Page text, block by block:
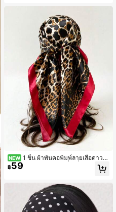
NEW 1 ชิ้น ผ้าพันคอพิมพ์ลายเสือดาว
สำหรับผู้หญิง ผ้าพันหัวสี่เหลี่ยม ผ้าพันผ
ม แฟชั่น ผ้าพันคอ อุปกรณ์เสริมสไตล์
฿59